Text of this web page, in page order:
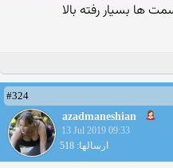
ها بسیار رفته بالا
#324
azadmaneshian
13 Jul 2019 09:33
ارسالها: 518